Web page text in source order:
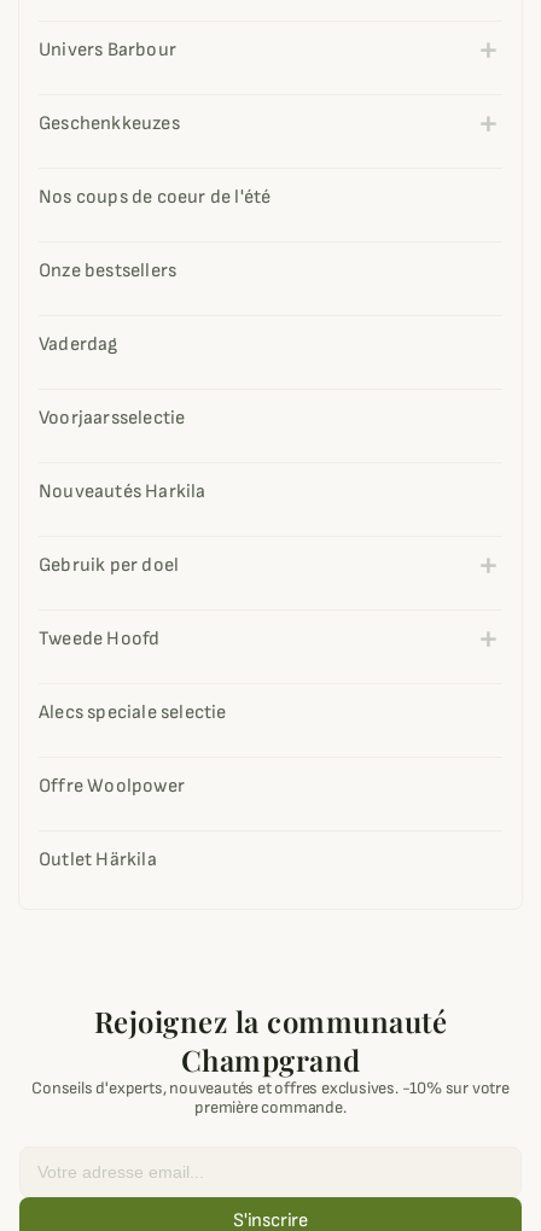
Univers Barbour
Geschenkkeuzes
Nos coups de coeur de l'été
Onze bestsellers
Vaderdag
Voorjaarsselectie
Nouveautés Harkila
Gebruik per doel
Tweede Hoofd
Alecs speciale selectie
Offre Woolpower
Outlet Härkila
Rejoignez la communauté
Champgrand
Conseils d'experts, nouveautés et offres exclusives. -10% sur votre
première commande.
S'inscrire